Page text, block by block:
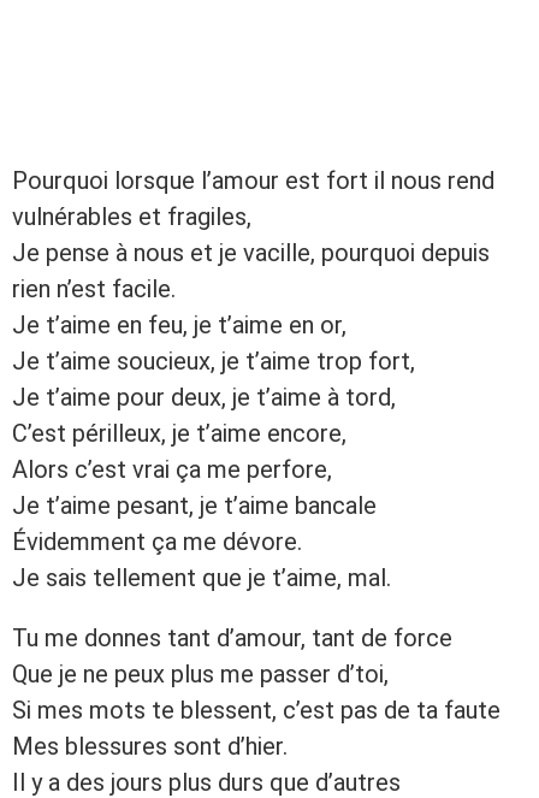
Pourquoi lorsque l’amour est fort il nous rend
vulnérables et fragiles,
Je pense à nous et je vacille, pourquoi depuis
rien n’est facile.
Je t’aime en feu, je t’aime en or,
Je t’aime soucieux, je t’aime trop fort,
Je t’aime pour deux, je t’aime à tord,
C’est périlleux, je t’aime encore,
Alors c’est vrai ça me perfore,
Je t’aime pesant, je t’aime bancale
Évidemment ça me dévore.
Je sais tellement que je t’aime, mal.
Tu me donnes tant d’amour, tant de force
Que je ne peux plus me passer d’toi,
Si mes mots te blessent, c’est pas de ta faute
Mes blessures sont d’hier.
Il y a des jours plus durs que d’autres